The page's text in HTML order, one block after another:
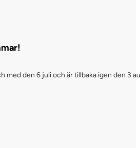
med den 6 juli och är tillbaka igen den 3